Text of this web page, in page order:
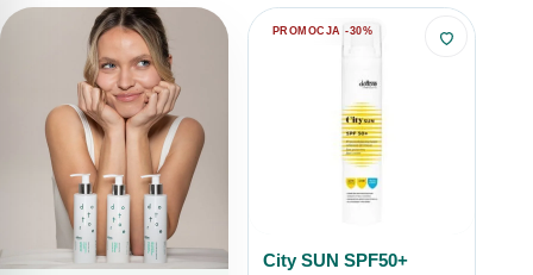
PROMOCJA -30%
City SUN SPF50+